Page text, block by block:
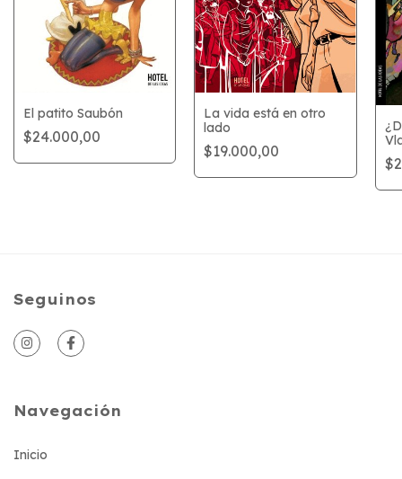
El patito Saubón
$24.000,00
La vida está en otro
lado
$19.000,00
Seguinos
Navegación
Inicio